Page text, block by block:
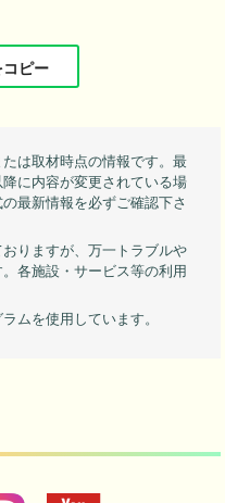
ピー
は取材時点の情報です。最
に内容が変更されている場
最新情報を必ずご確認下さ
りますが、万一トラブルや
各施設・サービス等の利用
ムを使用しています。